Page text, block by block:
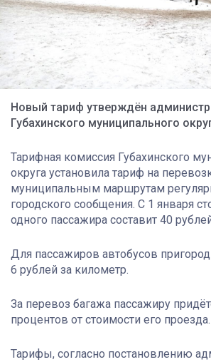
Новый тариф утверждён
Губахинского муниципального
Тарифная комиссия Губахинского
округа установила тариф на
муниципальным маршрутам
городского сообщения. С 1 января
одного пассажира составит 40
Для пассажиров автобусов
6 рублей за километр.
За перевоз багажа пассажиру
процентов от стоимости его проезда.
Тарифы, согласно постановлению